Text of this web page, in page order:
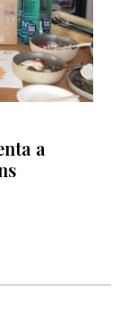
a